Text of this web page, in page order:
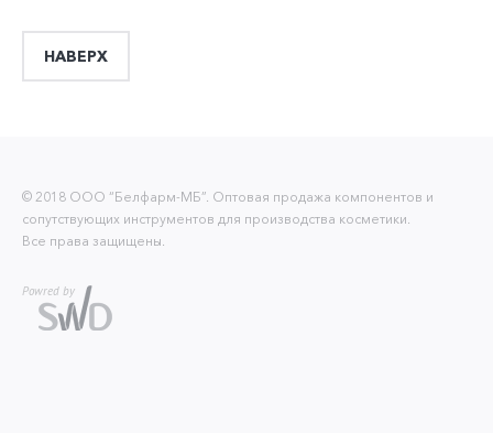
НАВЕРХ
© 2018 ООО “Белфарм-МБ”. Оптовая продажа компонентов и
сопутствующих инструментов для производства косметики.
Все права защищены.